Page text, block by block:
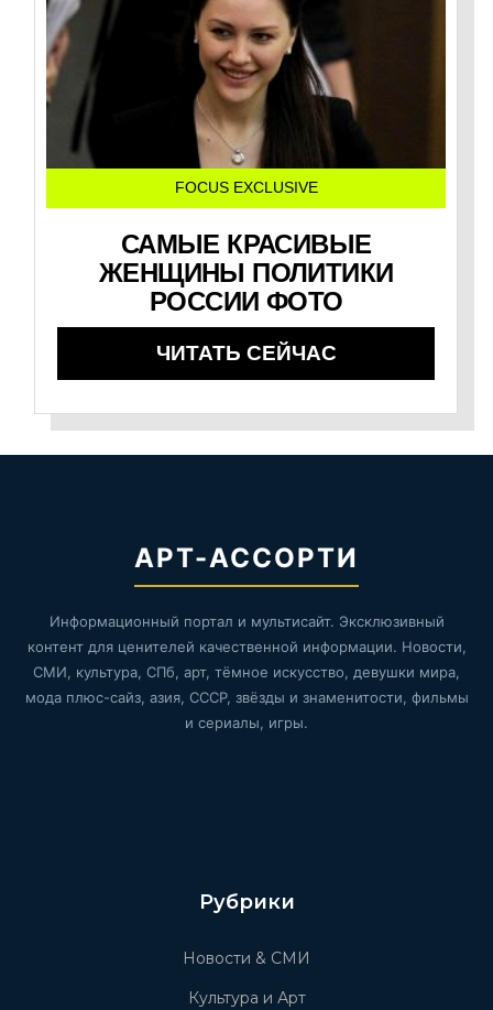
FOCUS EXCLUSIVE
САМЫЕ КРАСИВЫЕ
ЖЕНЩИНЫ ПОЛИТИКИ
РОССИИ ФОТО
ЧИТАТЬ СЕЙЧАС
АРТ-АССОРТИ
Информационный портал и мультисайт. Эксклюзивный
контент для ценителей качественной информации. Новости,
СМИ, культура, СПб, арт, тёмное искусство, девушки мира,
мода плюс-сайз, азия, СССР, звёзды и знаменитости, фильмы
и сериалы, игры.
Рубрики
Новости & СМИ
Культура и Арт